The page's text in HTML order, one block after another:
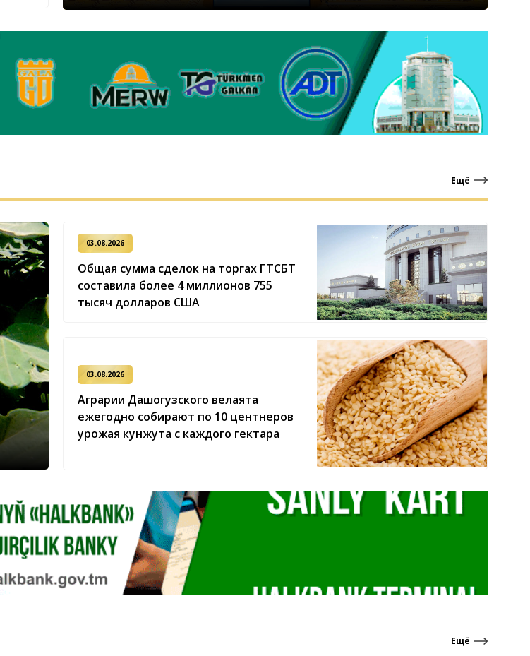
Ещё
03.08.2026
Общая сумма сделок на торгах ГТСБТ
составила более 4 миллионов 755
тысяч долларов США
03.08.2026
Аграрии Дашогузского велаята
ежегодно собирают по 10 центнеров
урожая кунжута с каждого гектара
Ещё